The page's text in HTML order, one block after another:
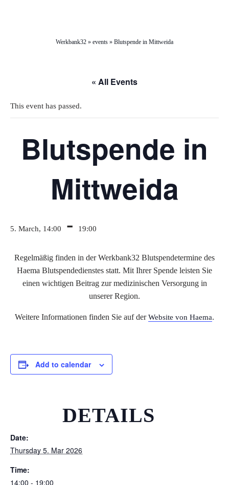
Werkbank32 » events » Blutspende in Mittweida
« All Events
This event has passed.
Blutspende in
Mittweida
5. March, 14:00 - 19:00
Regelmäßig finden in der Werkbank32 Blutspendetermine des
Haema Blutspendedienstes statt. Mit Ihrer Spende leisten Sie
einen wichtigen Beitrag zur medizinischen Versorgung in
unserer Region.
Weitere Informationen finden Sie auf derWebsite von Haema.
Add to calendar
DETAILS
Date:
Thursday 5. Mar 2026
Time:
14:00 - 19:00